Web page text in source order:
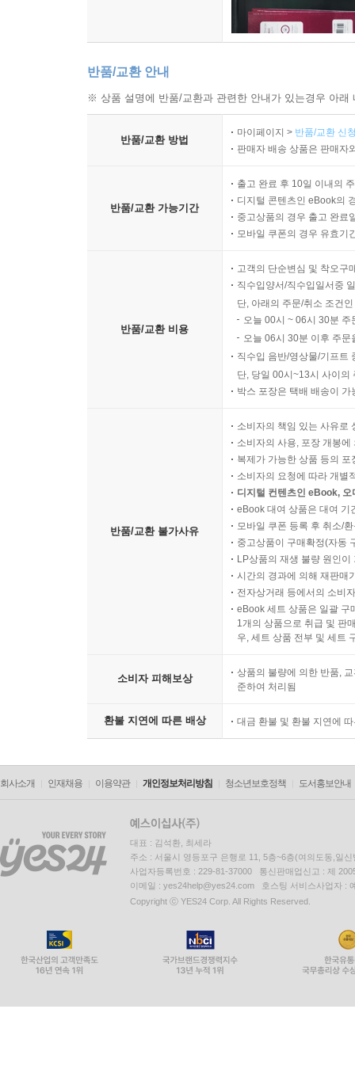
반품/교환 안내
※ 상품 설명에 반품/교환과 관련한 안내가 있는경우 아
반품/교환 방법
마이페이지 > 반품/교환 신
판매자 배송 상품은 판매자
반품/교환 가능기간
출고 완료 후 10일 이내의
디지털 콘텐츠인 eBook의
중고상품의 경우 출고 완료
모바일 쿠폰의 경우 유효기
반품/교환 비용
고객의 단순변심 및 착오구
직수입양서/직수입일서중
단, 아래의 주문/취소 조건
오늘 00시 ~ 06시 30분
오늘 06시 30분 이후 주
직수입 음반/영상물/기프트
단, 당일 00시~13시 사이의
박스 포장은 택배 배송이
반품/교환 불가사유
소비자의 책임 있는 사유로
소비자의 사용, 포장 개봉
복제가 가능한 상품 등의
소비자의 요청에 따라 개별
디지털 컨텐츠인 eBook,
eBook 대여 상품은 대여 기
모바일 쿠폰 등록 후 취소/
중고상품이 구매확정(자동
LP상품의 재생 불량 원인
시간의 경과에 의해 재판매
전자상거래 등에서의 소비
eBook 세트 상품은 일괄 구
1개의 상품으로 취급 및 판
우, 세트 상품 전부 및 세트
소비자 피해보상
상품의 불량에 의한 반품,
준하여 처리됨
환불 지연에 따른 배상 대금 환불 및 환불 지연에
회사소개 인재채용 이용약관 개인정보처리방침 청소년보호정책 도서홍보안내
대표 : 김석환, 최세라
주소 : 서울시 영등포구 은행로 11, 5층~6층(여의도동,일신
사업자등록번호 : 229-81-37000 통신판매업신고 : 제
이메일 : yes24help@yes24.com 호스팅 서비스사업자 :
Copyright ⓒ YES24 Corp. All Rights Reserved.